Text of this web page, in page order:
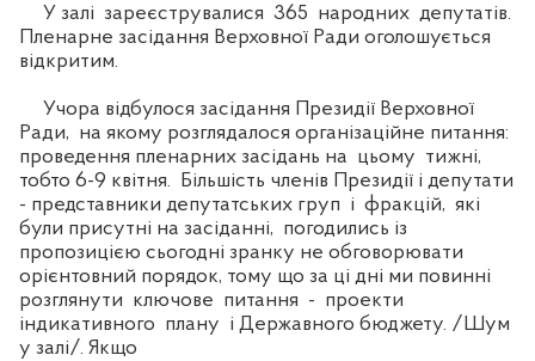
У залі зареєструвалися 365 народних депутатів.
Пленарне засідання Верховної Ради оголошується
відкритим.
Учора відбулося засідання Президії Верховної
Ради, на якому розглядалося організаційне питання:
проведення пленарних засідань на цьому тижні,
тобто 6-9 квітня. Більшість членів Президії і депутати
- представники депутатських груп і фракцій, які
були присутні на засіданні, погодились із
пропозицією сьогодні зранку не обговорювати
орієнтовний порядок, тому що за ці дні ми повинні
розглянути ключове питання - проекти
індикативного плану і Державного бюджету. /Шум
у залі/. Якщо